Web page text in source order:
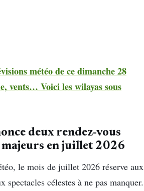
météo de ce dimanche 28
vents… Voici les wilayas sous
deux rendez-vous
en juillet 2026
le mois de juillet 2026 réserve aux
spectacles célestes à ne pas manquer.